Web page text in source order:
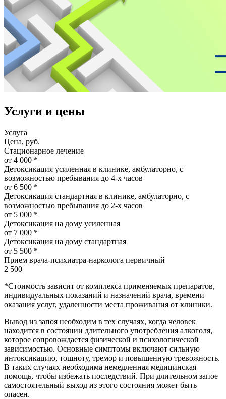
Услуги и цены
Услуга
Цена, руб.
Стационарное лечение
от 4 000 *
Детоксикация усиленная в клинике, амбулаторно, с
возможностью пребывания до 4-х часов
от 6 500 *
Детоксикация стандартная в клинике, амбулаторно, с
возможностью пребывания до 2-х часов
от 5 000 *
Детоксикация на дому усиленная
от 7 000 *
Детоксикация на дому стандартная
от 5 500 *
Прием врача-психиатра-нарколога первичный
2 500
*Стоимость зависит от комплекса применяемых препаратов,
индивидуальных показаний и назначений врача, времени
оказания услуг, удаленности места проживания от клиники.
Вывод из запоя необходим в тех случаях, когда человек
находится в состоянии длительного употребления алкоголя,
которое сопровождается физической и психологической
зависимостью. Основные симптомы включают сильную
интоксикацию, тошноту, тремор и повышенную тревожность.
В таких случаях необходима немедленная медицинская
помощь, чтобы избежать последствий. При длительном запое
самостоятельный выход из этого состояния может быть
опасен.